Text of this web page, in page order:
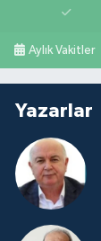
Aylık Vakitler
Yazarlar